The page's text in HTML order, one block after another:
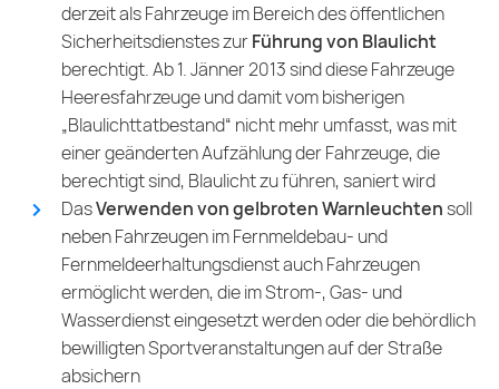
derzeit als Fahrzeuge im Bereich des öffentlichen
Sicherheitsdienstes zurFührung von Blaulicht
berechtigt. Ab 1. Jänner 2013 sind diese Fahrzeuge
Heeresfahrzeuge und damit vom bisherigen
„Blaulichttatbestand“ nicht mehr umfasst, was mit
einer geänderten Aufzählung der Fahrzeuge, die
berechtigt sind, Blaulicht zu führen, saniert wird
DasVerwenden von gelbroten Warnleuchten soll
neben Fahrzeugen im Fernmeldebau- und
Fernmeldeerhaltungsdienst auch Fahrzeugen
ermöglicht werden, die im Strom-, Gas- und
Wasserdienst eingesetzt werden oder die behördlich
bewilligten Sportveranstaltungen auf der Straße
absichern